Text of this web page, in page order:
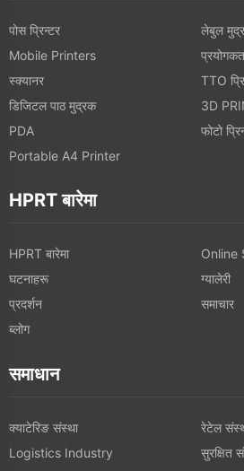
पोस प्रिन्टर
लेबुल
Mobile Printers
स्क्यानर
TTO
डिजिटल पाठ मुद्रक
3D
PDA
फोटो
Portable A4 Printer
HPRT बारेमा
HPRT बारेमा
Online
घटनाहरू
ग्यालेरी
प्रदर्शन
समाचार
ब्लोग
समाधान
क्याटेरिङ संस्था
रेटेल
Logistics Industry
सुरक्षित